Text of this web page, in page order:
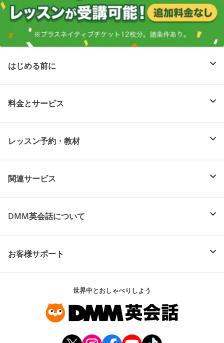
はじめる前に
料金とサービス
レッスン予約・教材
関連サービス
DMM英会話について
お客様サポート
世界中とおしゃべりしよう